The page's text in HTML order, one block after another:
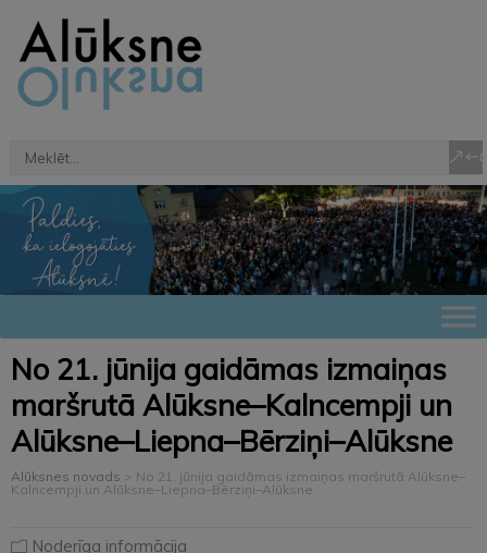
No 21. jūnija gaidāmas izmaiņas
maršrutā Alūksne–Kalncempji un
Alūksne–Liepna–Bērziņi–Alūksne
Alūksnes novads > No 21. jūnija gaidāmas izmaiņas maršrutā Alūksne–
Kalncempji un Alūksne–Liepna–Bērziņi–Alūksne
Noderīga informācija